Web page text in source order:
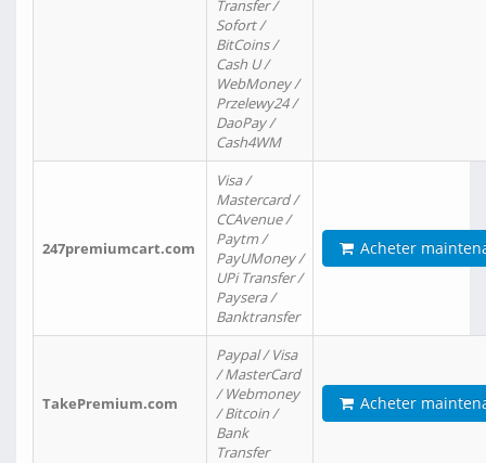
Transfer /
Sofort /
BitCoins /
Cash U /
WebMoney /
Przelewy24 /
DaoPay /
Cash4WM
247premiumcart.com
Visa /
Mastercard /
CCAvenue /
Paytm /
PayUMoney /
UPi Transfer /
Paysera /
Banktransfer
Acheter
TakePremium.com
Paypal / Visa
/ MasterCard
/ Webmoney
/ Bitcoin /
Bank
Transfer
Acheter